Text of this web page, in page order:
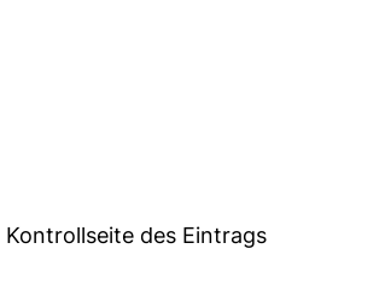
Kontrollseite des Eintrags